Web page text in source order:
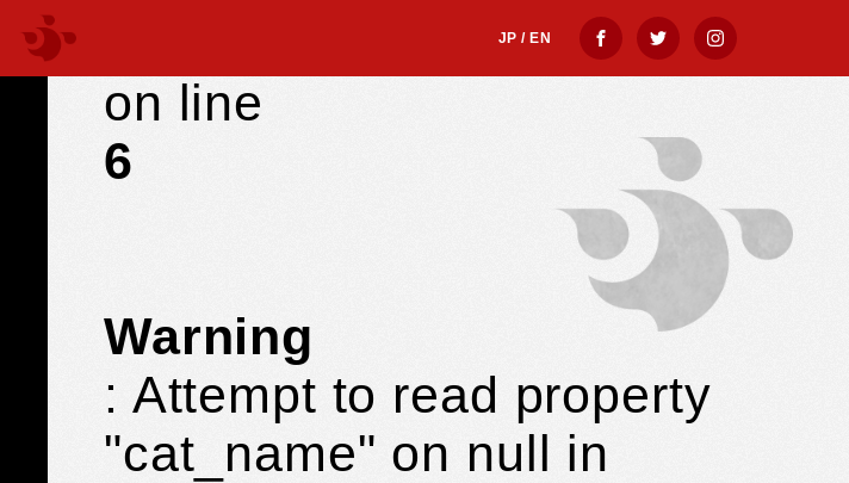
JP / EN
parts/category.php
on line
6
Warning
: Attempt to read property
"cat_name" on null in